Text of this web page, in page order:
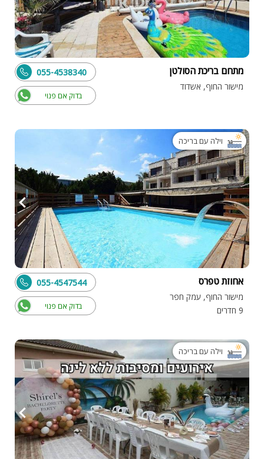
מתחם בריכת הסולטן
מישור החוף, אשדוד
בדוק אם פנוי
055-4538340
וילה עם בריכה
אחוזת טפרס
מישור החוף, עמק חפר
9 חדרים
בדוק אם פנוי
055-4547544
וילה עם בריכה